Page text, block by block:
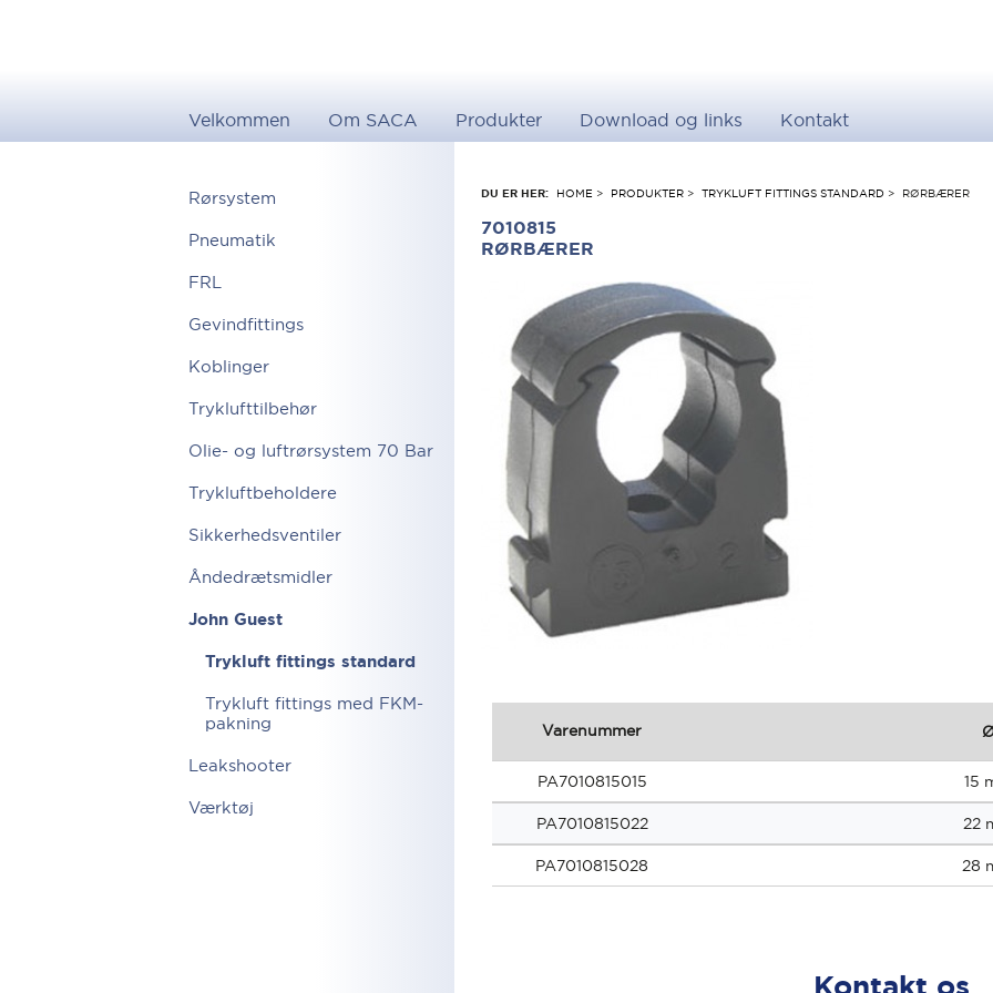
Velkommen Om SACA Produkter Download og links Kontakt
DU ER HER: HOME > PRODUKTER > TRYKLUFT FITTINGS STANDARD > RØRBÆRER
7010815
RØRBÆRER
Varenummer
PA7010815015 15
PA7010815022 22
PA7010815028 28
Rørsystem
Pneumatik
FRL
Gevindfittings
Koblinger
Tryklufttilbehør
Olie- og luftrørsystem 70 Bar
Trykluftbeholdere
Sikkerhedsventiler
Åndedrætsmidler
John Guest
Trykluft fittings standard
Trykluft fittings med FKM-
pakning
Leakshooter
Værktøj